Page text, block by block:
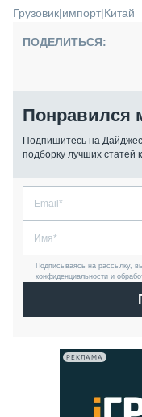
Грузовик|импорт|Китай
ПОДЕЛИТЬСЯ:
Понравился
Подпишитесь на
подборку лучших статей
Подписываясь на рассылку,
конфиденциальности и
РЕКЛАМА